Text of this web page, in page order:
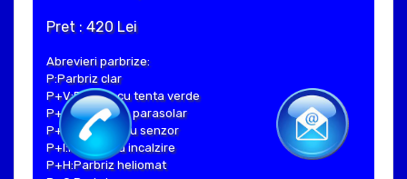
Pret : 420 Lei
Abrevieri parbrize:
P:Parbriz clar
P+V:Parbriz cu tenta verde
P+S:Parbriz cu parasolar
P+SE:Parbriz cu senzor
P+I:Parbriz cu incalzire
P+H:Parbriz heliomat